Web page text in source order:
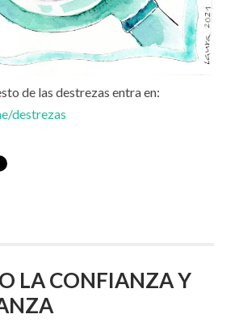
de las destrezas entra en:
destrezas
LA CONFIANZA Y